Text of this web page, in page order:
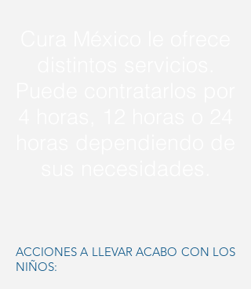
ACCIONES A LLEVAR ACABO CON LOS
NIÑOS: